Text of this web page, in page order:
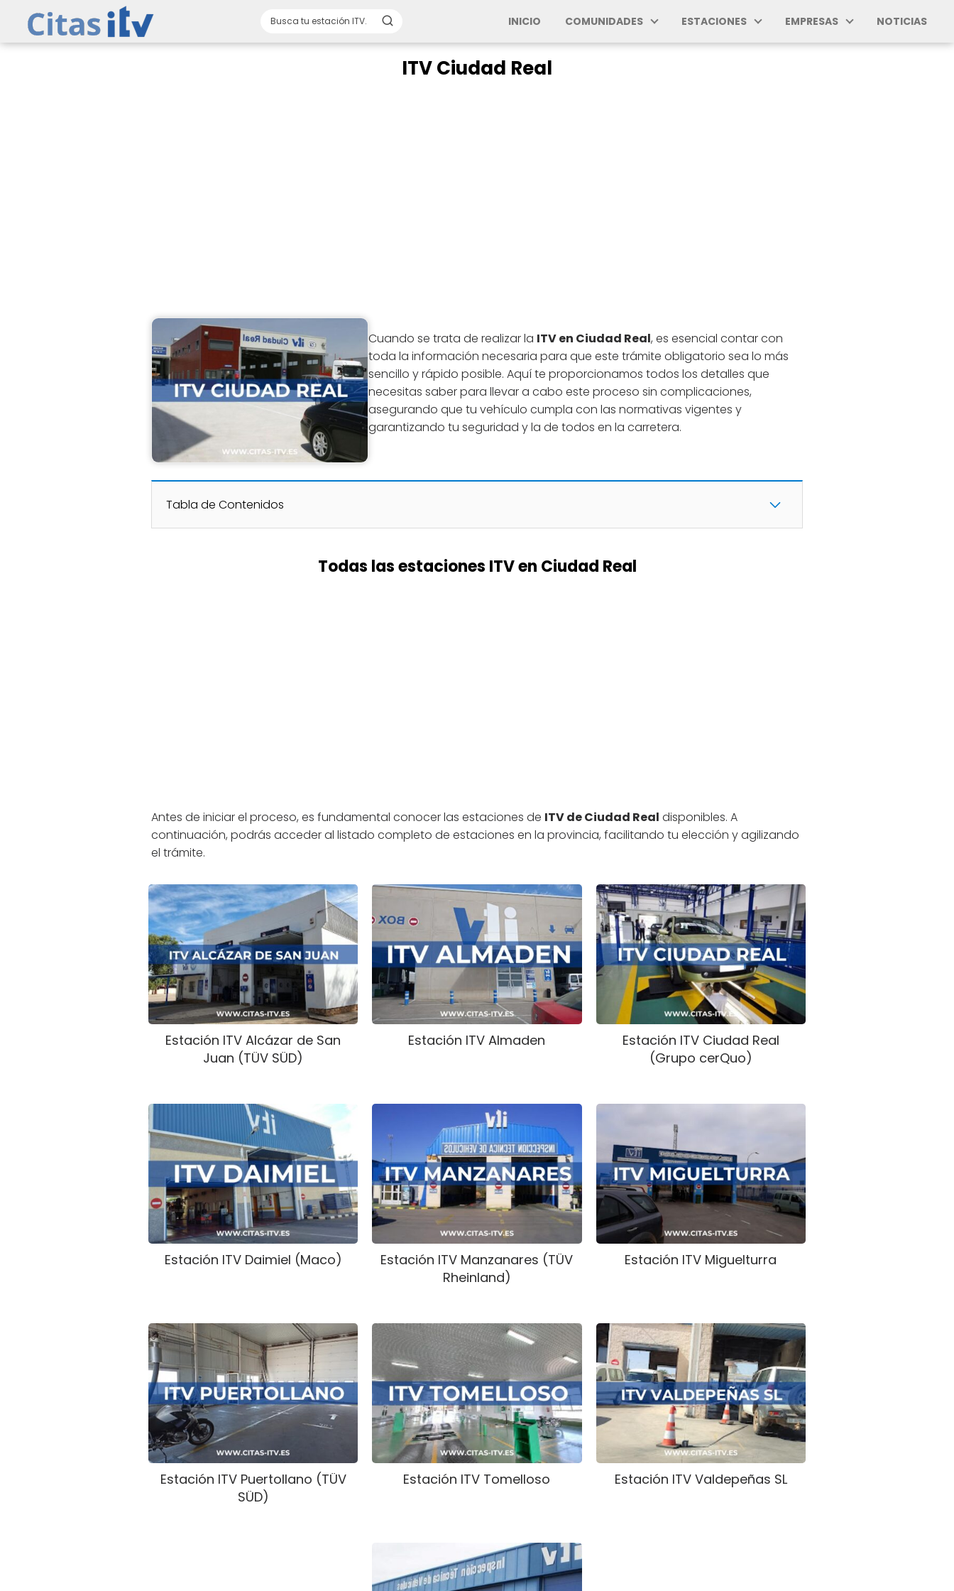
INICIO COMUNIDADES ESTACIONES EMPRESAS NOTICIAS
ITV Ciudad Real
Cuando se trata de realizar la ITV en Ciudad Real, es esencial contar con
toda la información necesaria para que este trámite obligatorio sea lo más
sencillo y rápido posible. Aquí te proporcionamos todos los detalles que
necesitas saber para llevar a cabo este proceso sin complicaciones,
asegurando que tu vehículo cumpla con las normativas vigentes y
garantizando tu seguridad y la de todos en la carretera.
Tabla de Contenidos
Todas las estaciones ITV en Ciudad Real
Antes de iniciar el proceso, es fundamental conocer las estaciones de ITV de Ciudad Real disponibles. A
continuación, podrás acceder al listado completo de estaciones en la provincia, facilitando tu elección y agilizando
el trámite.
Estación ITV Alcázar de San
Juan (TÜV SÜD)
Estación ITV Almaden
Estación ITV Ciudad Real
(Grupo cerQuo)
Estación ITV Daimiel (Maco)
Estación ITV Manzanares (TÜV
Rheinland)
Estación ITV Miguelturra
Estación ITV Puertollano (TÜV
SÜD)
Estación ITV Tomelloso Estación ITV Valdepeñas SL